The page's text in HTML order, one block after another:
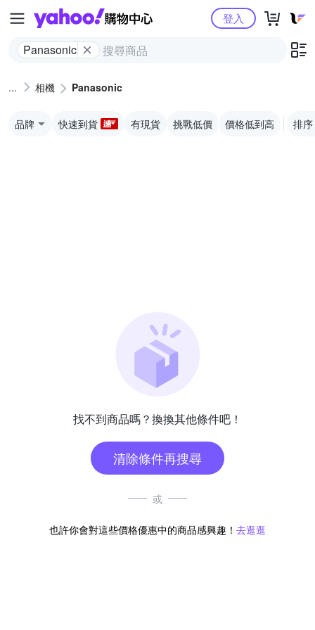
Yahoo購物中心
Panasonic
登入
相機 Panasonic
品牌 快速到貨 有現貨 挑戰低價 價格低到高 排序
找不到商品嗎？換換其他條件吧！
清除條件再搜尋
或
也許你會對這些價格優惠中的商品感興趣！ 去逛逛